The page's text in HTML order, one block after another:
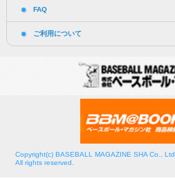
FAQ
ご利用について
Copyright(c) BASEBALL MAGAZINE SHA Co., Ltd.
All rights reserved.